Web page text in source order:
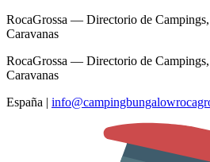
RocaGrossa — Directorio de
Caravanas
RocaGrossa — Directorio de
Caravanas
España |